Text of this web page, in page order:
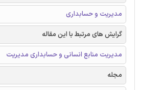
مدیریت و حسابداری
گرایش های مرتبط با این مقاله
مدیریت منابع انسانی و حسابداری مدیریت
مجله